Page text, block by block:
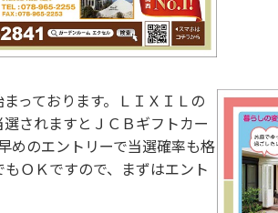
っております。ＬＩＸＩＬの
されますとＪＣＢギフトカー
めのエントリーで当選確率も格
ＯＫですので、まずはエント